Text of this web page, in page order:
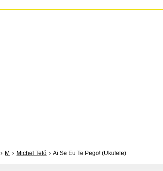
M Michel Teló Ai Se Eu Te Pego! (Ukulele)